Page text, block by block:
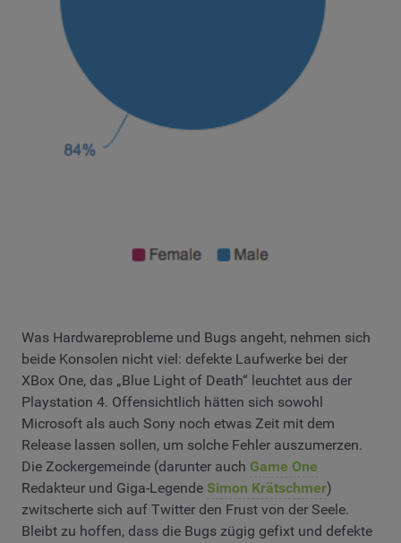
Was Hardwareprobleme und Bugs angeht, nehmen sich
beide Konsolen nicht viel: defekte Laufwerke bei der
XBox One, das „Blue Light of Death“ leuchtet aus der
Playstation 4. Offensichtlich hätten sich sowohl
Microsoft als auch Sony noch etwas Zeit mit dem
Release lassen sollen, um solche Fehler auszumerzen.
Die Zockergemeinde (darunter auch Game One
Redakteur und Giga-Legende Simon Krätschmer)
zwitscherte sich auf Twitter den Frust von der Seele.
Bleibt zu hoffen, dass die Bugs zügig gefixt und defekte